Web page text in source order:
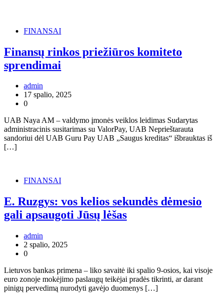
FINANSAI
Finansų rinkos priežiūros komiteto
sprendimai
admin
17 spalio, 2025
0
UAB Naya AM – valdymo įmonės veiklos leidimas Sudarytas
administracinis susitarimas su ValorPay, UAB Neprieštarauta
sandoriui dėl UAB Guru Pay UAB „Saugus kreditas“ išbrauktas iš
[…]
FINANSAI
E. Ruzgys: vos kelios sekundės dėmesio
gali apsaugoti Jūsų lėšas
admin
2 spalio, 2025
0
Lietuvos bankas primena – liko savaitė iki spalio 9-osios, kai visoje
euro zonoje mokėjimo paslaugų teikėjai pradės tikrinti, ar darant
pinigų pervedimą nurodyti gavėjo duomenys […]